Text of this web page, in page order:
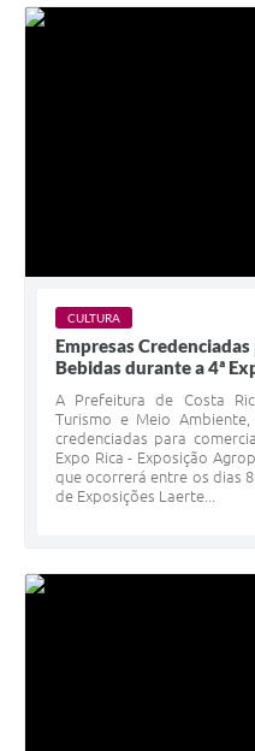
CULTURA
Empresas
Bebidas durante a 4ª
A Prefeitura de Costa
Turismo e Meio
credenciadas para
Expo Rica - Exposição
que ocorrerá entre os dias
de Exposições Laerte...